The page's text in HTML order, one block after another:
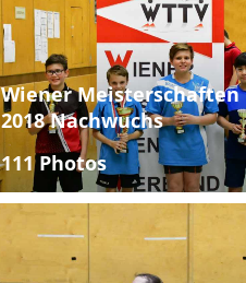
Wiener Meisterschaften
2018 Nachwuchs
111 Photos